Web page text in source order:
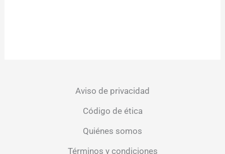
Aviso de privacidad
Código de ética
Quiénes somos
Términos y condiciones